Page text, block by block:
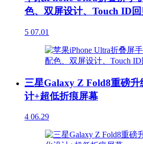
色、双屏设计、Touch ID回
5 07.01
三星Galaxy Z Fold8重磅升
计+超低折痕屏幕
4 06.29